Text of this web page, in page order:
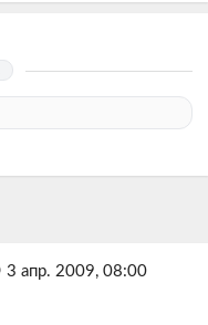
3 апр. 2009, 08:00